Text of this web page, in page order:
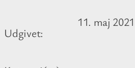
i
Udgivet:
11. maj 2021